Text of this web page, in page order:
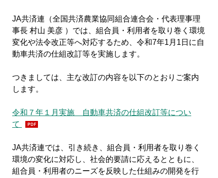
JA共済連（全国共済農業協同組合連合会・代表理事理
事長 村山 美彦 ）では、組合員・利用者を取り巻く環境
変化や法令改正等へ対応するため、令和7年1 月 1 日に自
動車共済の仕組改訂等を実施します。
つきましては、主な改訂の内容を以下のとおりご案内
します。
令和７年１月実施 自動車共済の仕組改訂等につい
て
JA共済連では、引き続き、組合員・利用者を取り巻く
環境の変化に対応し、社会的要請に応えるとともに、
組合員・利用者のニーズを反映した仕組みの開発を行